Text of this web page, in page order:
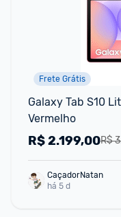
Frete Grátis
Galaxy Tab S10
Vermelho
R$
R$2.199,00
CaçadorNatan
há 5 d